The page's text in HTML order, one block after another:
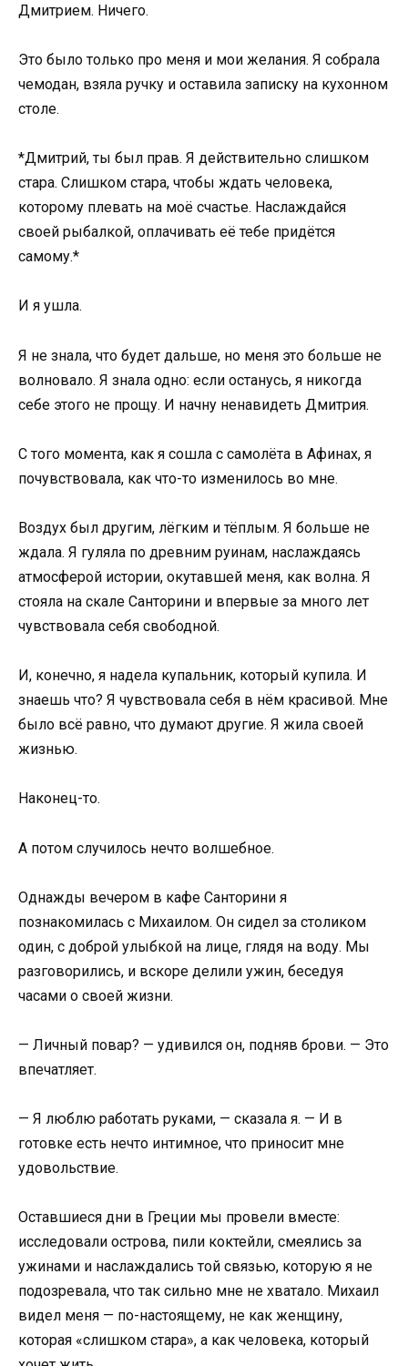
Дмитрием. Ничего.
Это было только про меня и мои желания. Я собрала
чемодан, взяла ручку и оставила записку на кухонном
столе.
*Дмитрий, ты был прав. Я действительно слишком
стара. Слишком стара, чтобы ждать человека,
которому плевать на моё счастье. Наслаждайся
своей рыбалкой, оплачивать её тебе придётся
самому.*
И я ушла.
Я не знала, что будет дальше, но меня это больше не
волновало. Я знала одно: если останусь, я никогда
себе этого не прощу. И начну ненавидеть Дмитрия.
С того момента, как я сошла с самолёта в Афинах, я
почувствовала, как что-то изменилось во мне.
Воздух был другим, лёгким и тёплым. Я больше не
ждала. Я гуляла по древним руинам, наслаждаясь
атмосферой истории, окутавшей меня, как волна. Я
стояла на скале Санторини и впервые за много лет
чувствовала себя свободной.
И, конечно, я надела купальник, который купила. И
знаешь что? Я чувствовала себя в нём красивой. Мне
было всё равно, что думают другие. Я жила своей
жизнью.
Наконец-то.
А потом случилось нечто волшебное.
Однажды вечером в кафе Санторини я
познакомилась с Михаилом. Он сидел за столиком
один, с доброй улыбкой на лице, глядя на воду. Мы
разговорились, и вскоре делили ужин, беседуя
часами о своей жизни.
— Личный повар? — удивился он, подняв брови. — Это
впечатляет.
— Я люблю работать руками, — сказала я. — И в
готовке есть нечто интимное, что приносит мне
удовольствие.
Оставшиеся дни в Греции мы провели вместе:
исследовали острова, пили коктейли, смеялись за
ужинами и наслаждались той связью, которую я не
подозревала, что так сильно мне не хватало. Михаил
видел меня — по-настоящему, не как женщину,
которая «слишком стара», а как человека, который